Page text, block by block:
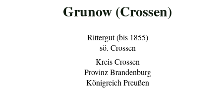
Grunow (Crossen)
Rittergut (bis 1855)
sö. Crossen
Kreis Crossen
Provinz Brandenburg
Königreich Preußen